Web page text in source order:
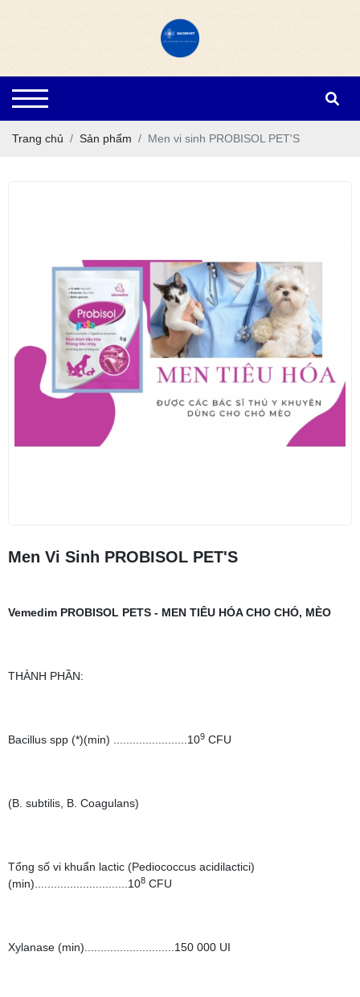
Trang chủ Sản phẩm Men vi sinh PROBISOL PET'S
Men Vi Sinh PROBISOL PET'S
Vemedim PROBISOL PETS - MEN TIÊU HÓA CHO CHÓ, MÈO
THÀNH PHẦN:
Bacillus spp (*)(min) .......................109 CFU
(B. subtilis, B. Coagulans)
Tổng số vi khuẩn lactic (Pediococcus acidilactici)
(min).............................108 CFU
Xylanase (min)............................150 000 UI